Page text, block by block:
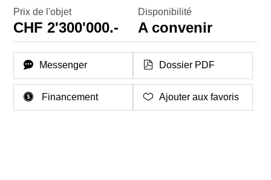
Prix de l'objet
CHF 2'300'000.-
Disponibilité
A convenir
Messenger Dossier PDF
Financement Ajouter aux favoris